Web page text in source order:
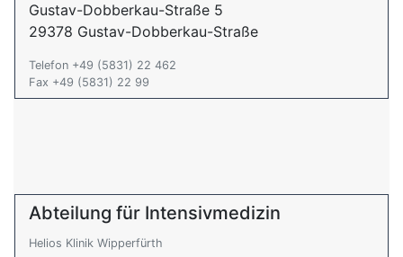
Gustav-Dobberkau-Straße 5
29378 Gustav-Dobberkau-Straße
Telefon +49 (5831) 22 462
Fax +49 (5831) 22 99
Abteilung für Intensivmedizin
Helios Klinik Wipperfürth